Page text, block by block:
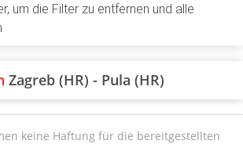
um die Filter zu entfernen und alle
Zagreb (HR) - Pula (HR)
keine Haftung für die bereitgestellten